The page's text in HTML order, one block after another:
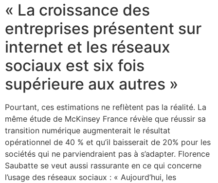
« La croissance des
entreprises présentent sur
internet et les réseaux
sociaux est six fois
supérieure aux autres »
Pourtant, ces estimations ne reflètent pas la réalité. La
même étude de McKinsey France révèle que réussir sa
transition numérique augmenterait le résultat
opérationnel de 40 % et qu’il baisserait de 20% pour les
sociétés qui ne parviendraient pas à s’adapter. Florence
Saubatte se veut aussi rassurante en ce qui concerne
l’usage des réseaux sociaux : « Aujourd’hui, les